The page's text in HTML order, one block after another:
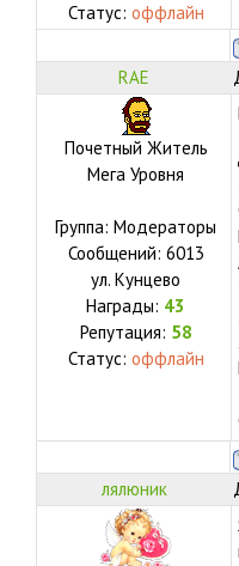
Статус: оффлайн
RAE
Почетный Житель
Мега Уровня
Группа: Модераторы
Сообщений: 6013
ул. Кунцево
Награды: 43
Репутация: 58
Статус: оффлайн
лялюник